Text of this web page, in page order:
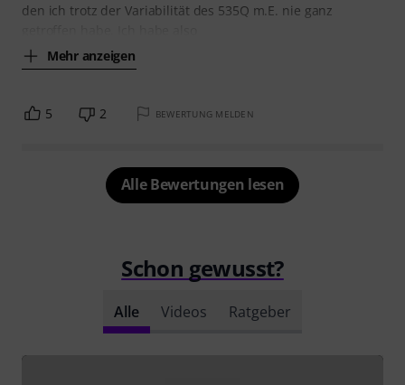
den ich trotz der Variabilität des 535Q m.E. nie ganz
Mehr anzeigen
5 2 BEWERTUNG MELDEN
Alle Bewertungen lesen
Schon gewusst?
Alle Videos Ratgeber